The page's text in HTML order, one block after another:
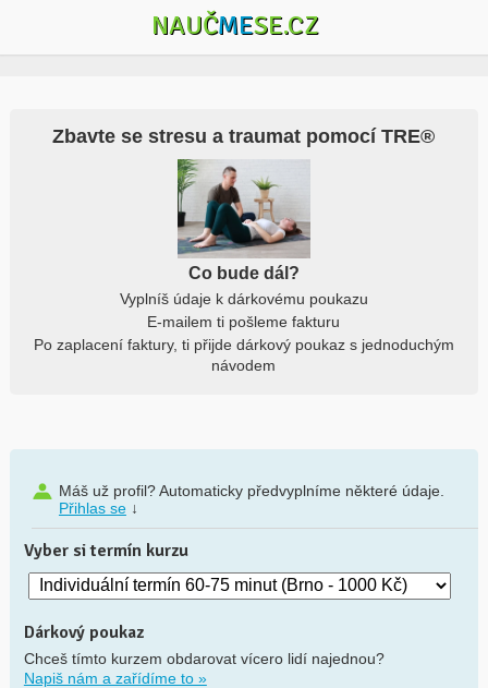
NAUČMESE.CZ
Zbavte se stresu a traumat pomocí TRE®
Co bude dál?
Vyplníš údaje k dárkovému poukazu
E-mailem ti pošleme fakturu
Po zaplacení faktury, ti přijde dárkový poukaz s jednoduchým
návodem
Máš už profil? Automaticky předvyplníme některé údaje.
Přihlas se↓
Vyber si termín kurzu
Dárkový poukaz
Chceš tímto kurzem obdarovat vícero lidí najednou?
Napiš nám a zařídíme to »